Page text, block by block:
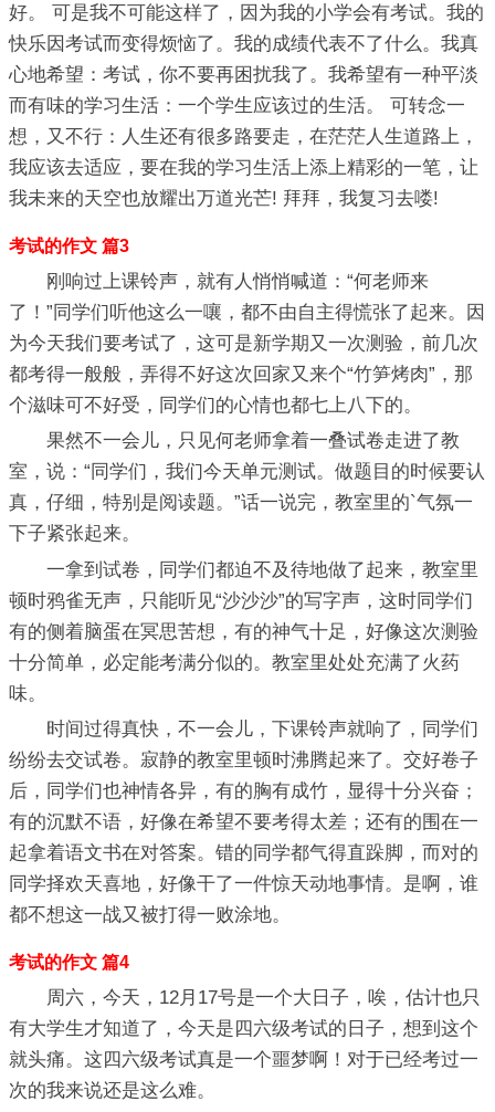
好。 可是我不可能这样了，因为我的小学会有考试。我的
快乐因考试而变得烦恼了。我的成绩代表不了什么。我真
心地希望：考试，你不要再困扰我了。我希望有一种平淡
而有味的学习生活：一个学生应该过的生活。 可转念一
想，又不行：人生还有很多路要走，在茫茫人生道路上，
我应该去适应，要在我的学习生活上添上精彩的一笔，让
我未来的天空也放耀出万道光芒! 拜拜，我复习去喽!
考试的作文 篇3
刚响过上课铃声，就有人悄悄喊道：“何老师来
了！”同学们听他这么一嚷，都不由自主得慌张了起来。因
为今天我们要考试了，这可是新学期又一次测验，前几次
都考得一般般，弄得不好这次回家又来个“竹笋烤肉”，那
个滋味可不好受，同学们的心情也都七上八下的。
果然不一会儿，只见何老师拿着一叠试卷走进了教
室，说：“同学们，我们今天单元测试。做题目的时候要认
真，仔细，特别是阅读题。”话一说完，教室里的`气氛一
下子紧张起来。
一拿到试卷，同学们都迫不及待地做了起来，教室里
顿时鸦雀无声，只能听见“沙沙沙”的写字声，这时同学们
有的侧着脑蛋在冥思苦想，有的神气十足，好像这次测验
十分简单，必定能考满分似的。教室里处处充满了火药
味。
时间过得真快，不一会儿，下课铃声就响了，同学们
纷纷去交试卷。寂静的教室里顿时沸腾起来了。交好卷子
后，同学们也神情各异，有的胸有成竹，显得十分兴奋；
有的沉默不语，好像在希望不要考得太差；还有的围在一
起拿着语文书在对答案。错的同学都气得直跺脚，而对的
同学择欢天喜地，好像干了一件惊天动地事情。是啊，谁
都不想这一战又被打得一败涂地。
考试的作文 篇4
周六，今天，12月17号是一个大日子，唉，估计也只
有大学生才知道了，今天是四六级考试的日子，想到这个
就头痛。这四六级考试真是一个噩梦啊！对于已经考过一
次的我来说还是这么难。